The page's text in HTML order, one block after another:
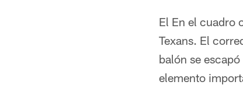
El En el cuadro
Texans. El
balón se
elemento